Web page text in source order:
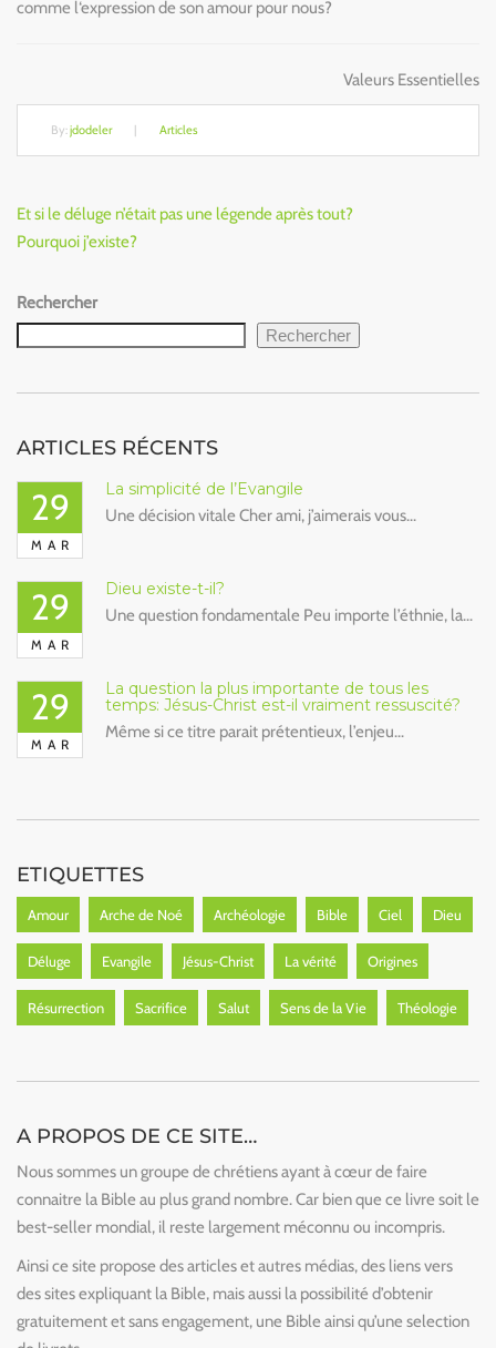
comme l‘expression de son amour pour nous?
Valeurs Essentielles
By:jdodeler | Articles
Navigation
de
Previous
Post
Et si le déluge n’était pas une légende après tout?
Next
Pourquoi j’existe?
Rechercher
Rechercher
ARTICLES RÉCENTS
29
MAR
La simplicité de l’Evangile
Une décision vitale Cher ami, j’aimerais vous...
29
MAR
Dieu existe-t-il?
Une question fondamentale Peu importe l’éthnie, la...
29
MAR
La question la plus importante de tous les
temps: Jésus-Christ est-il vraiment ressuscité?
Même si ce titre parait prétentieux, l’enjeu...
ETIQUETTES
Amour Arche de Noé Archéologie Bible Ciel Dieu
Déluge Evangile Jésus-Christ La vérité Origines
Résurrection Sacrifice Salut Sens de la Vie Théologie
A PROPOS DE CE SITE…
Nous sommes un groupe de chrétiens ayant à cœur de faire
connaitre la Bible au plus grand nombre. Car bien que ce livre soit le
best-seller mondial, il reste largement méconnu ou incompris.
Ainsi ce site propose des articles et autres médias, des liens vers
des sites expliquant la Bible, mais aussi la possibilité d’obtenir
gratuitement et sans engagement, une Bible ainsi qu’une selection